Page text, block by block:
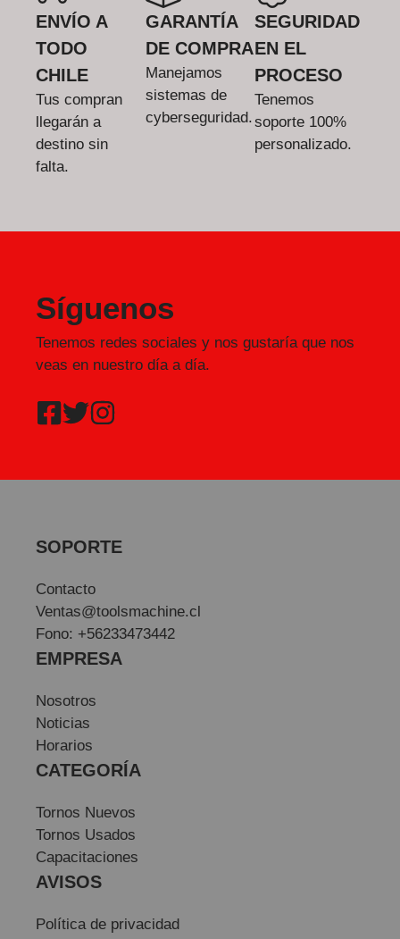
ENVÍO A
TODO
CHILE
Tus compran
llegarán a
destino sin
falta.
GARANTÍA
DE COMPRA
Manejamos
sistemas de
cyberseguridad.
SEGURIDAD
EN EL
PROCESO
Tenemos
soporte 100%
personalizado.
Síguenos
Tenemos redes sociales y nos gustaría que nos
veas en nuestro día a día.
SOPORTE
Contacto
Ventas@toolsmachine.cl
Fono: +56233473442
EMPRESA
Nosotros
Noticias
Horarios
CATEGORÍA
Tornos Nuevos
Tornos Usados
Capacitaciones
AVISOS
Política de privacidad